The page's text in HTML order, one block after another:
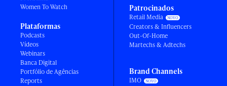
Women To Watch
Plataformas
Podcasts
Vídeos
Webinars
Banca Digital
Portfólio de Agências
Reports
Patrocinados
Retail Media
Creators & Influencers
Out-Of-Home
Martechs & Adtechs
Brand Channels
IMO